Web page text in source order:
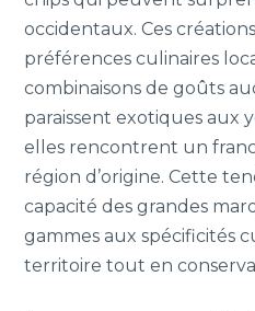
occidentaux. Ces
préférences culinaires
combinaisons de goûts
paraissent exotiques aux
elles rencontrent un
région d’origine. Cette
capacité des grandes
gammes aux spécificités
territoire tout en